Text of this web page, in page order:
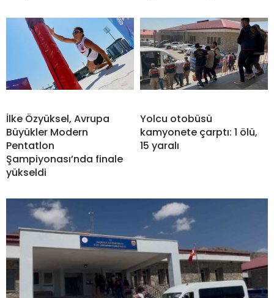
İlke Özyüksel, Avrupa
Büyükler Modern
Pentatlon
Şampiyonası’nda finale
yükseldi
Yolcu otobüsü
kamyonete çarptı: 1 ölü,
15 yaralı